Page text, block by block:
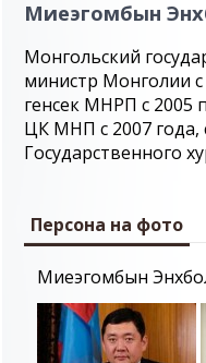
Миеэгомбын
Монгольский
министр Монголии с
генсек МНРП с 2005
ЦК МНП с 2007 года,
Государственного
Персона на фото
Миеэгомбын